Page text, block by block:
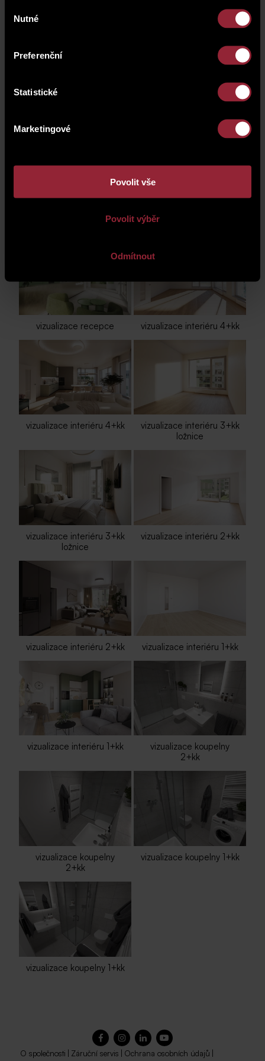
souhlasu
Nutné
Preferenční
Statistické
Marketingové
Povolit vše
Povolit výběr
Odmítnout
přehled parkovacích stání a sklepů
343.49 KB
328.67 KB
vizualizace recepce vizualizace interiéru 4+kk
vizualizace interiéru 4+kk
vizualizace interiéru 3+kk
ložnice
vizualizace interiéru 3+kk
ložnice
vizualizace interiéru 2+kk
vizualizace interiéru 2+kk vizualizace interiéru 1+kk
vizualizace interiéru 1+kk
vizualizace koupelny
2+kk
vizualizace koupelny
2+kk
vizualizace koupelny 1+kk
vizualizace koupelny 1+kk
O společnosti Záruční servis Ochrana osobních údajů